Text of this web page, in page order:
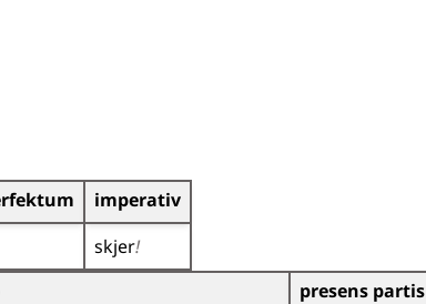
imperativ
skjer!
presens